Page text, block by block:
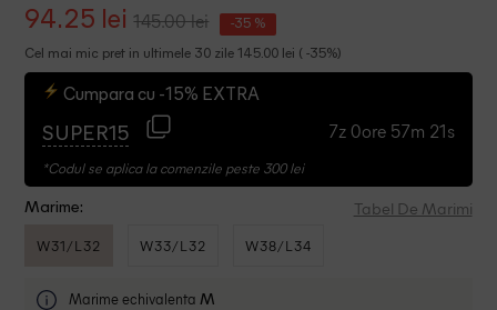
94.25 lei 145.00 lei -35 %
Cel mai mic pret in ultimele 30 zile 145.00 lei ( -35%)
Cumpara cu -15% EXTRA
SUPER15 7z 0ore 57m 21s
*Codul se aplica la comenzile peste 300 lei
Marime: Tabel De Marimi
W31/L32 W33/L32 W38/L34
Marime echivalenta M